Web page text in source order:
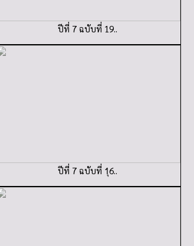
ปีที่ 7 ฉบับที่ 19..
ปีที่ 7 ฉบับที่ 1ุ6..